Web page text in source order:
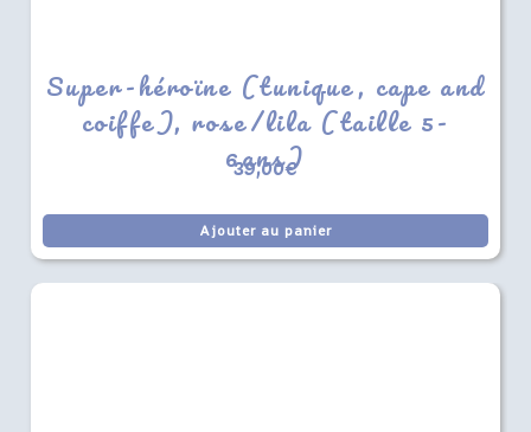
Super-héroïne (tunique, cape and
coiffe), rose/lila (taille 5-
6ans)
39,00€
Ajouter au panier